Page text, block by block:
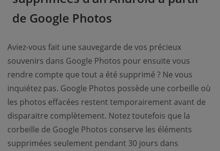
de Google Photos
Aviez-vous fait une sauvegarde de vos précieux
souvenirs dans Google Photos pour ensuite vous
rendre compte que tout a été supprimé ? Ne vous
inquiétez pas. Google Photos possède une corbeille où
les photos effacées restent temporairement avant de
disparaitre complètement. Notez toutefois que la
corbeille de Google Photos conserve les éléments
supprimées seulement pendant 30 jours dans